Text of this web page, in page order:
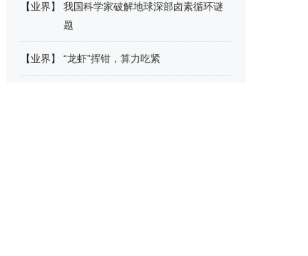
【业界】
我国科学家破解地球深部卤素循环谜
题
【业界】 “龙虾”挥钳，算力吃紧